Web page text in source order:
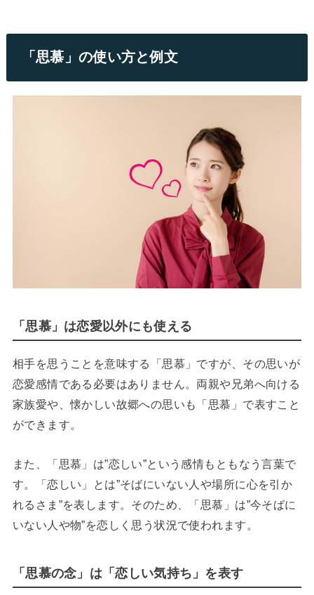
「思慕」の使い方と例文
「思慕」は恋愛以外にも使える
相手を思うことを意味する「思慕」ですが、その思いが
恋愛感情である必要はありません。両親や兄弟へ向ける
家族愛や、懐かしい故郷への思いも「思慕」で表すこと
ができます。
また、「思慕」は”恋しい”という感情もともなう言葉で
す。「恋しい」とは”そばにいない人や場所に心を引か
れるさま”を表します。そのため、「思慕」は”今そばに
いない人や物”を恋しく思う状況で使われます。
「思慕の念」は「恋しい気持ち」を表す